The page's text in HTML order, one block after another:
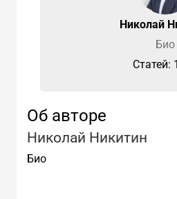
Николай
Био
Cтатей:
Об авторе
Николай Никитин
Био